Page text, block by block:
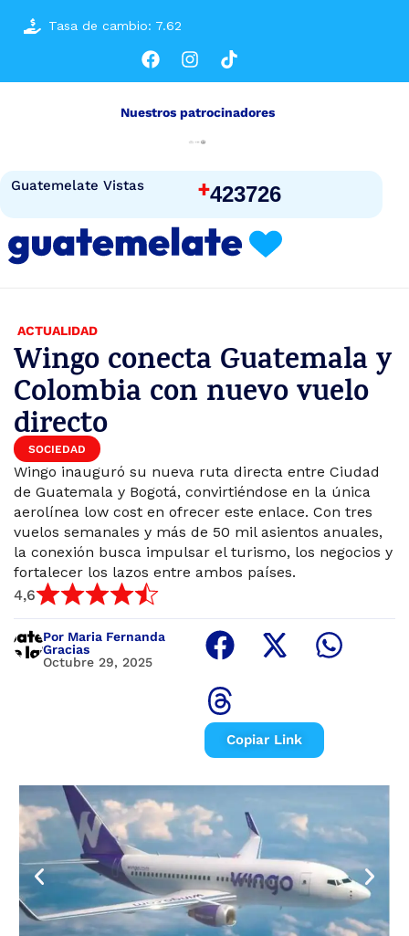
Tasa de cambio: 7.62
Guatemelate Vistas +423726
Nuestros patrocinadores
ACTUALIDAD
Wingo conecta Guatemala y
Colombia con nuevo vuelo
directo
SOCIEDAD
Wingo inauguró su nueva ruta directa entre Ciudad
de Guatemala y Bogotá, convirtiéndose en la única
aerolínea low cost en ofrecer este enlace. Con tres
vuelos semanales y más de 50 mil asientos anuales,
la conexión busca impulsar el turismo, los negocios y
fortalecer los lazos entre ambos países.
4,6
Por Maria Fernanda
Gracias
Octubre 29, 2025
Copiar Link